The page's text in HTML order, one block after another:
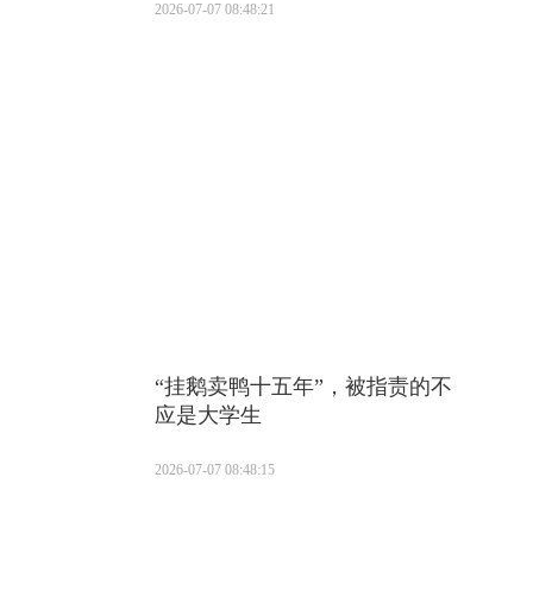
2026-07-07 08:48:21
“挂鹅卖鸭十五年”，被指责的不
应是大学生
2026-07-07 08:48:15